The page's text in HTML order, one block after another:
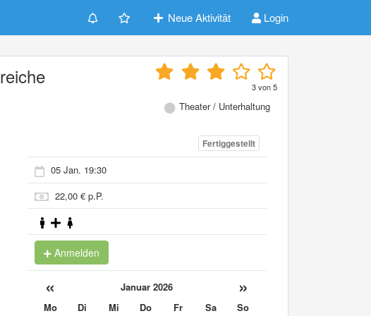
Neue Aktivität Login
3von5
Theater / Unterhaltung
Fertiggestellt
05 Jan. 19:30
22,00 € p.P.
Anmelden
« Januar 2026 »
Mo Di Mi Do Fr Sa
So